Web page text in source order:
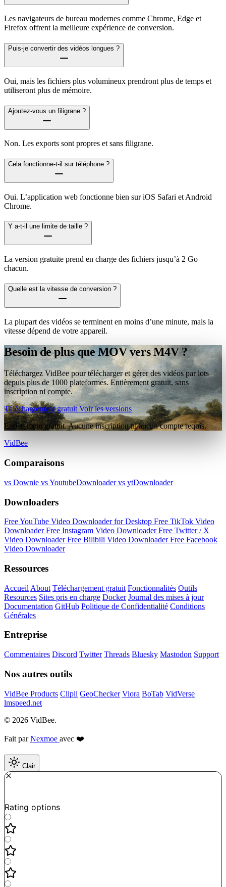
Les navigateurs de bureau modernes comme Chrome, Edge et
Firefox offrent la meilleure expérience de conversion.
Puis-je convertir des vidéos longues ?
Oui, mais les fichiers plus volumineux prendront plus de temps et
utiliseront plus de mémoire.
Ajoutez-vous un filigrane ?
Non. Les exports sont propres et sans filigrane.
Cela fonctionne-t-il sur téléphone ?
Oui. L’application web fonctionne bien sur iOS Safari et Android
Chrome.
Y a-t-il une limite de taille ?
La version gratuite prend en charge des fichiers jusqu’à 2 Go
chacun.
Quelle est la vitesse de conversion ?
La plupart des vidéos se terminent en moins d’une minute, mais la
vitesse dépend de votre appareil.
Besoin de plus que MOV vers M4V ?
Téléchargez VidBee pour télécharger et gérer des vidéos par lots
depuis plus de 1000 plateformes. Entièrement gratuit, sans
inscription ni compte.
Téléchargement gratuitVoir les versions
Entièrement gratuit. Aucune inscription ni aucun compte requis.
VidBee
Comparaisons
vs Downie vs YoutubeDownloadervs ytDownloader
Downloaders
Free YouTube Video Downloader for Desktop Free TikTok Video
DownloaderFree Instagram Video DownloaderFree Twitter / X
Video DownloaderFree Bilibili Video DownloaderFree Facebook
Video Downloader
Ressources
Accueil About Téléchargement gratuit Fonctionnalités Outils
Resources Sites pris en charge Docker Journal des mises à jour
Documentation GitHub Politique de Confidentialité Conditions
Générales
Entreprise
Commentaires Discord Twitter Threads Bluesky Mastodon Support
Nos autres outils
VidBee Products Clipii GeoChecker Viora BoTab VidVerse
lmspeed.net
© 2026 VidBee.
Fait parNexmoe avec ❤️
Clair
Rating options